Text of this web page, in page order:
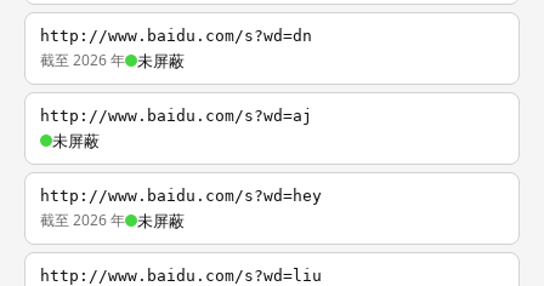
http://www.baidu.com/s?wd=dn
截至 2026 年 未屏蔽
http://www.baidu.com/s?wd=aj
未屏蔽
http://www.baidu.com/s?wd=hey
截至 2026 年 未屏蔽
http://www.baidu.com/s?wd=liu